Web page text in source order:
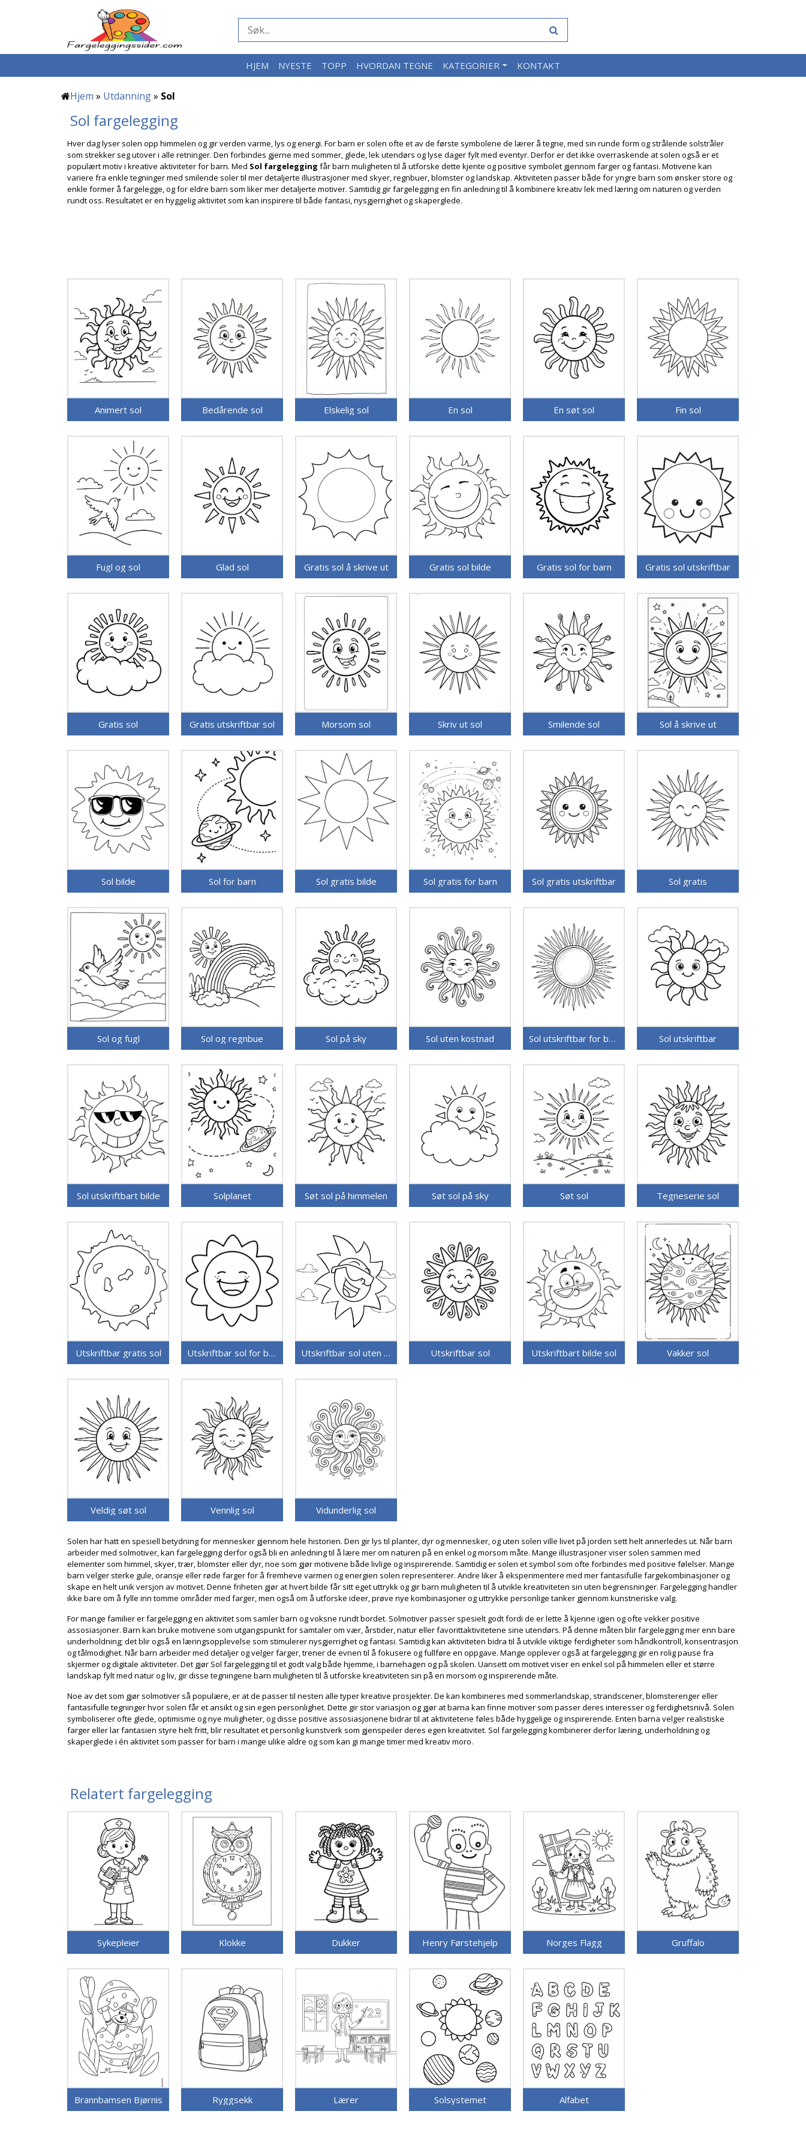
HJEM NYESTE TOPP HVORDAN TEGNE KATEGORIER KONTAKT
Hjem » Utdanning» Sol
Sol fargelegging
Hver dag lyser solen opp himmelen og gir verden varme, lys og energi. For barn er solen ofte et av de første symbolene de lærer å tegne, med sin runde form og strålende solstråler
som strekker seg utover i alle retninger. Den forbindes gjerne med sommer, glede, lek utendørs og lyse dager fylt med eventyr. Derfor er det ikke overraskende at solen også er et
populært motiv i kreative aktiviteter for barn. Med Sol fargelegging får barn muligheten til å utforske dette kjente og positive symbolet gjennom farger og fantasi. Motivene kan
variere fra enkle tegninger med smilende soler til mer detaljerte illustrasjoner med skyer, regnbuer, blomster og landskap. Aktiviteten passer både for yngre barn som ønsker store og
enkle former å fargelegge, og for eldre barn som liker mer detaljerte motiver. Samtidig gir fargelegging en fin anledning til å kombinere kreativ lek med læring om naturen og verden
rundt oss. Resultatet er en hyggelig aktivitet som kan inspirere til både fantasi, nysgjerrighet og skaperglede.
Animert sol Bedårende sol Elskelig sol En sol En søt sol Fin sol
Fugl og sol Glad sol Gratis sol å skrive ut Gratis sol bilde Gratis sol for barn Gratis sol utskriftbar
Gratis sol Gratis utskriftbar sol Morsom sol Skriv ut sol Smilende sol Sol å skrive ut
Sol bilde Sol for barn Sol gratis bilde Sol gratis for barn Sol gratis utskriftbar Sol gratis
Sol og fugl Sol og regnbue Sol på sky Sol uten kostnad Sol utskriftbar for barn Sol utskriftbar
Sol utskriftbart bilde Solplanet Søt sol på himmelen Søt sol på sky Søt sol Tegneserie sol
Utskriftbar gratis sol Utskriftbar sol for barn Utskriftbar sol uten kostnad Utskriftbar sol Utskriftbart bilde sol Vakker sol
Veldig søt sol Vennlig sol Vidunderlig sol
Solen har hatt en spesiell betydning for mennesker gjennom hele historien. Den gir lys til planter, dyr og mennesker, og uten solen ville livet på jorden sett helt annerledes ut. Når barn
arbeider med solmotiver, kan fargelegging derfor også bli en anledning til å lære mer om naturen på en enkel og morsom måte. Mange illustrasjoner viser solen sammen med
elementer som himmel, skyer, trær, blomster eller dyr, noe som gjør motivene både livlige og inspirerende. Samtidig er solen et symbol som ofte forbindes med positive følelser. Mange
barn velger sterke gule, oransje eller røde farger for å fremheve varmen og energien solen representerer. Andre liker å eksperimentere med mer fantasifulle fargekombinasjoner og
skape en helt unik versjon av motivet. Denne friheten gjør at hvert bilde får sitt eget uttrykk og gir barn muligheten til å utvikle kreativiteten sin uten begrensninger. Fargelegging handler
ikke bare om å fylle inn tomme områder med farger, men også om å utforske ideer, prøve nye kombinasjoner og uttrykke personlige tanker gjennom kunstneriske valg.
For mange familier er fargelegging en aktivitet som samler barn og voksne rundt bordet. Solmotiver passer spesielt godt fordi de er lette å kjenne igjen og ofte vekker positive
assosiasjoner. Barn kan bruke motivene som utgangspunkt for samtaler om vær, årstider, natur eller favorittaktivitetene sine utendørs. På denne måten blir fargelegging mer enn bare
underholdning; det blir også en læringsopplevelse som stimulerer nysgjerrighet og fantasi. Samtidig kan aktiviteten bidra til å utvikle viktige ferdigheter som håndkontroll, konsentrasjon
og tålmodighet. Når barn arbeider med detaljer og velger farger, trener de evnen til å fokusere og fullføre en oppgave. Mange opplever også at fargelegging gir en rolig pause fra
skjermer og digitale aktiviteter. Det gjør Sol fargelegging til et godt valg både hjemme, i barnehagen og på skolen. Uansett om motivet viser en enkel sol på himmelen eller et større
landskap fylt med natur og liv, gir disse tegningene barn muligheten til å utforske kreativiteten sin på en morsom og inspirerende måte.
Noe av det som gjør solmotiver så populære, er at de passer til nesten alle typer kreative prosjekter. De kan kombineres med sommerlandskap, strandscener, blomsterenger eller
fantasifulle tegninger hvor solen får et ansikt og sin egen personlighet. Dette gir stor variasjon og gjør at barna kan finne motiver som passer deres interesser og ferdighetsnivå. Solen
symboliserer ofte glede, optimisme og nye muligheter, og disse positive assosiasjonene bidrar til at aktivitetene føles både hyggelige og inspirerende. Enten barna velger realistiske
farger eller lar fantasien styre helt fritt, blir resultatet et personlig kunstverk som gjenspeiler deres egen kreativitet. Sol fargelegging kombinerer derfor læring, underholdning og
skaperglede i én aktivitet som passer for barn i mange ulike aldre og som kan gi mange timer med kreativ moro.
Relatert fargelegging
Sykepleier Klokke Dukker Henry Førstehjelp Norges Flagg Gruffalo
Brannbamsen Bjørnis Ryggsekk Lærer Solsystemet Alfabet